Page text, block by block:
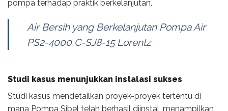
pompa terhadap praktik berkelanjutan.
Air Bersih yang Berkelanjutan Pompa Air
PS2-4000 C-SJ8-15 Lorentz
Studi kasus menunjukkan instalasi sukses
Studi kasus mendetailkan proyek-proyek tertentu di
mana Pompa Sibel telah berhasil diinstal, menampilkan